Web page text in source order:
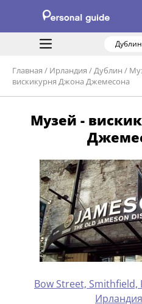
Дублин
Главная / Ирландия /Дублин /
вискикурня Джона Джемесона
Музей -
Bow Street, Smithfield,
Ирландия